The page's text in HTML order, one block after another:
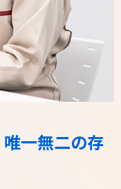
唯一無二の存